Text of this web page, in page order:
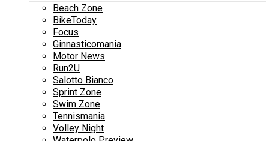
Beach Zone
BikeToday
Focus
Ginnasticomania
Motor News
Run2U
Salotto Bianco
Sprint Zone
Swim Zone
Tennismania
Volley Night